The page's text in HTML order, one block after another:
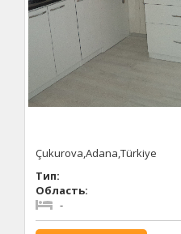
Çukurova,Adana,Türkiye
Тип:
Область:
-